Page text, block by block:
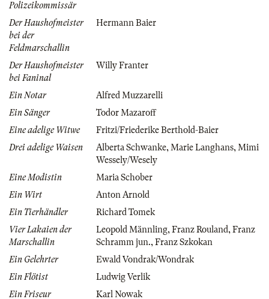
Polizeikommissär
Der Haushofmeister
bei der
Feldmarschallin
Hermann Baier
Der Haushofmeister
bei Faninal
Willy Franter
Ein Notar
Alfred Muzzarelli
Ein Sänger
Todor Mazaroff
Eine adelige Witwe
Fritzi/Friederike Berthold-Baier
Drei adelige Waisen
Alberta Schwanke,Marie Langhans,Mimi
Wessely/Wesely
Eine Modistin
Maria Schober
Ein Wirt
Anton Arnold
Ein Tierhändler
Richard Tomek
Vier Lakaien der
Marschallin
Leopold Männling,Franz Rouland,Franz
Schramm jun.,Franz Szkokan
Ein Gelehrter
Ewald Vondrak/Wondrak
Ein Flötist
Ludwig Verlik
Ein Friseur
Karl Nowak